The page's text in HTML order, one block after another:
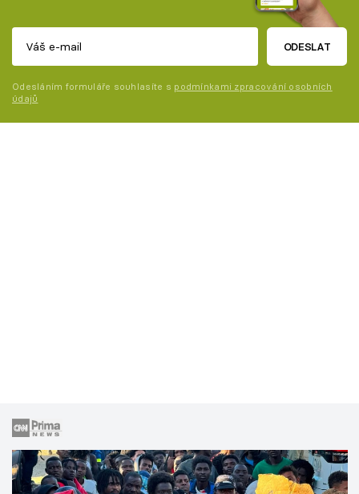
ODESLAT
Odesláním formuláře souhlasíte s podmínkami zpracování osobních
údajů